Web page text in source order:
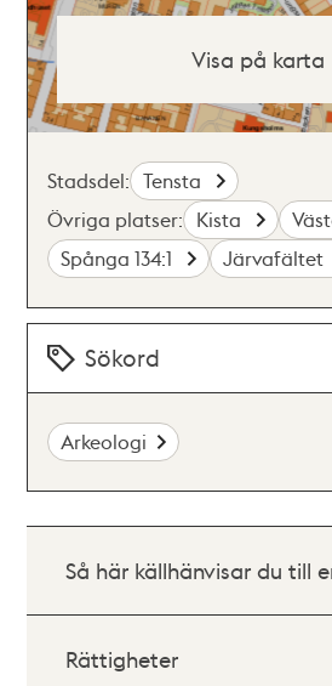
Visa på karta
Stadsdel: Tensta
Övriga platser: Kista
Spånga 134:1
Järvafältet
Sökord
Arkeologi
Så här källhänvisar du till
Rättigheter